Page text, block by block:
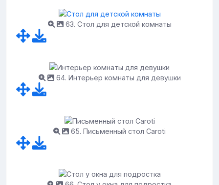
63. Стол для детской комнаты
64. Интерьер комнаты для девушки
65. Письменный стол Caroti